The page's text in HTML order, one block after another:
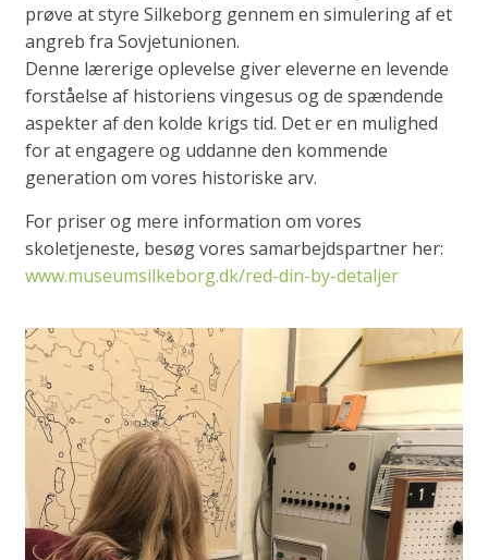
prøve at styre Silkeborg gennem en simulering af et
angreb fra Sovjetunionen.
Denne lærerige oplevelse giver eleverne en levende
forståelse af historiens vingesus og de spændende
aspekter af den kolde krigs tid. Det er en mulighed
for at engagere og uddanne den kommende
generation om vores historiske arv.
For priser og mere information om vores
skoletjeneste, besøg vores samarbejdspartner her:
www.museumsilkeborg.dk/red-din-by-detaljer